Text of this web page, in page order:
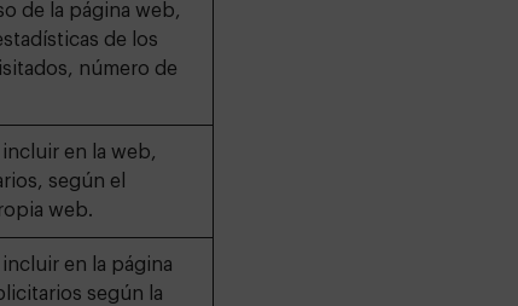
de la página web,
de los
número de
en la web,
según el
web.
en la página
según la